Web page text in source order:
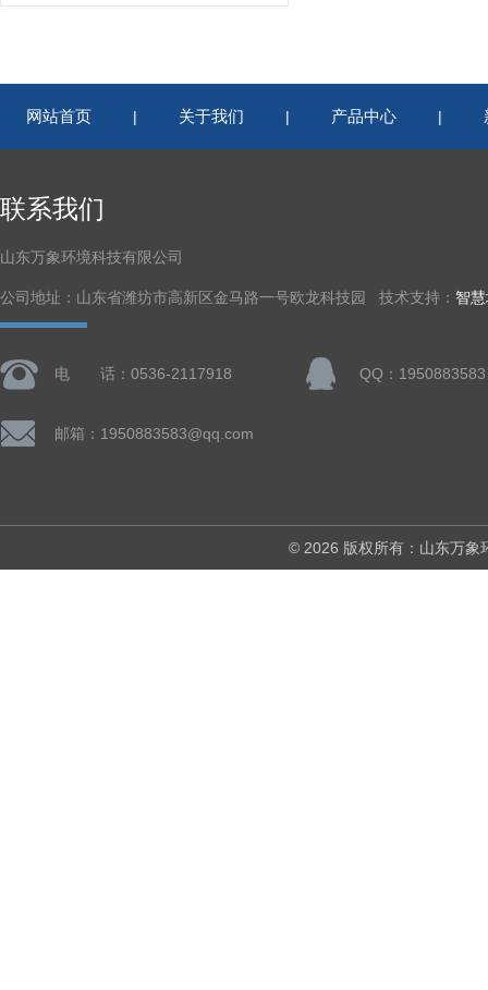
网站首页 | 关于我们 | 产品中心 |
联系我们
山东万象环境科技有限公司
公司地址：山东省潍坊市高新区金马路一号欧龙科技园 技术支持： 智
电 话：0536-2117918 QQ：1950883583
邮箱：1950883583@qq.com
© 2026 版权所有：山东万